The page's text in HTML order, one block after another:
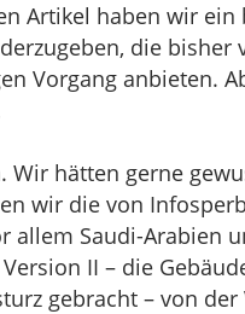
Artikel haben wir ein
die bisher
Vorgang anbieten.
Wir hätten gerne
wir die von
allem Saudi-Arabien
II – die
gebracht – von